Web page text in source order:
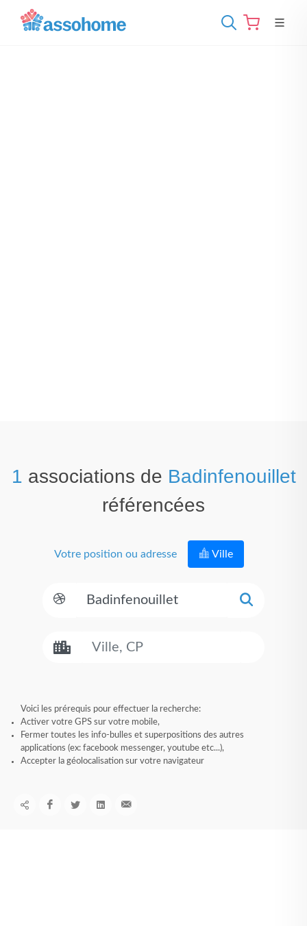
1 associations de Badinfenouillet
référencées
Votre position ou adresse Ville
Voici les prérequis pour effectuer la recherche:
Activer votre GPS sur votre mobile,
Fermer toutes les info-bulles et superpositions des autres
applications (ex: facebook messenger, youtube etc...),
Accepter la géolocalisation sur votre navigateur